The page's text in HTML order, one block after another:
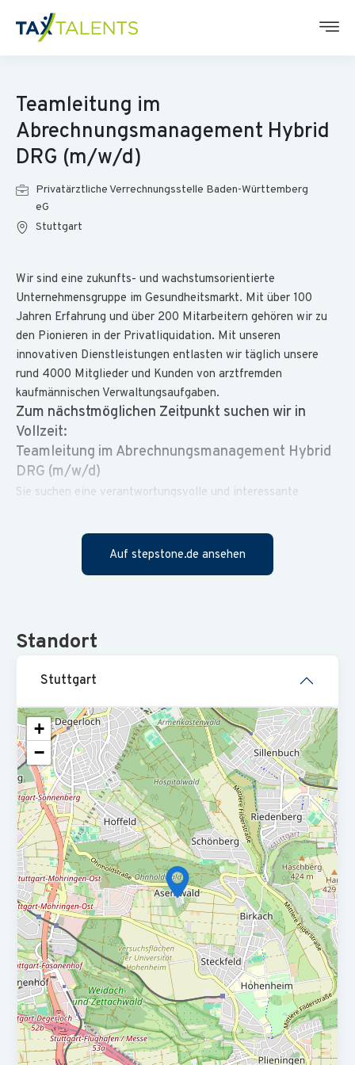
Teamleitung im
Abrechnungsmanagement Hybrid
DRG (m/w/d)
Privatärztliche Verrechnungsstelle Baden-Württemberg
eG
Stuttgart
Wir sind eine zukunfts- und wachstumsorientierte
Unternehmensgruppe im Gesundheitsmarkt. Mit über 100
Jahren Erfahrung und über 200 Mitarbeitern gehören wir zu
den Pionieren in der Privatliquidation. Mit unseren
innovativen Dienstleistungen entlasten wir täglich unsere
rund 4000 Mitglieder und Kunden von arztfremden
kaufmännischen Verwaltungsaufgaben.
Zum nächstmöglichen Zeitpunkt suchen wir in
Vollzeit:
Teamleitung im Abrechnungsmanagement Hybrid
DRG (m/w/d)
Sie suchen eine verantwortungsvolle und interessante
haben Freude am selbständigen Arbeiten und an der
beruflichen / fachlichen Weiterentwicklung?
Das erwartet Sie bei uns:
bestehenden Kundenstammes
〉 Zusammenarbeit mit den Organisationseinheiten der
Unternehmensgruppe
〉 Erstellung einer qualifizierten Abrechnung unter Einhaltung
der vereinbarten Termine
〉 Mitwirkung bei der Umsetzung und kontinuierlichen
Verbesserung des integrierten Managementsystems
〉 Mitarbeit und Unterstützung bei der vollständigen
Dokumentation aller abrechnungsrelevanten Entwicklungen
und -Prozesse
〉 Bearbeitung von Anfragen privater und gesetzlicher
Krankenkassen
〉 Weiterentwicklung des Produktes Hybrid-DRG
Damit überzeugen Sie:
〉 Wir suchen eine Person mit einer erfolgreich
abgeschlossenen medizinischen Ausbildung, kaufmännischen
Ausbildung, Kodierfachkraft oder vergleichbaren
Qualifikationen
〉 Sie sollten Freude an der Medizin und ein Verständnis für
medizinische Fachbegriffe haben
〉 Kenntnisse GOÄ-Abrechnung und Sicherer Umgang mit DRG
Software (Grouper)
Auf stepstone.de ansehen
Standort
Stuttgart
+
−